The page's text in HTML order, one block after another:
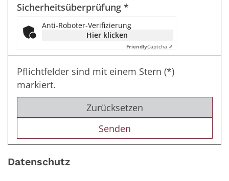
Sicherheitsüberprüfung *
Anti-Roboter-Verifizierung
Hier klicken
FriendlyCaptcha ⇗
Pflichtfelder sind mit einem Stern (*)
markiert.
Zurücksetzen
Datenschutz